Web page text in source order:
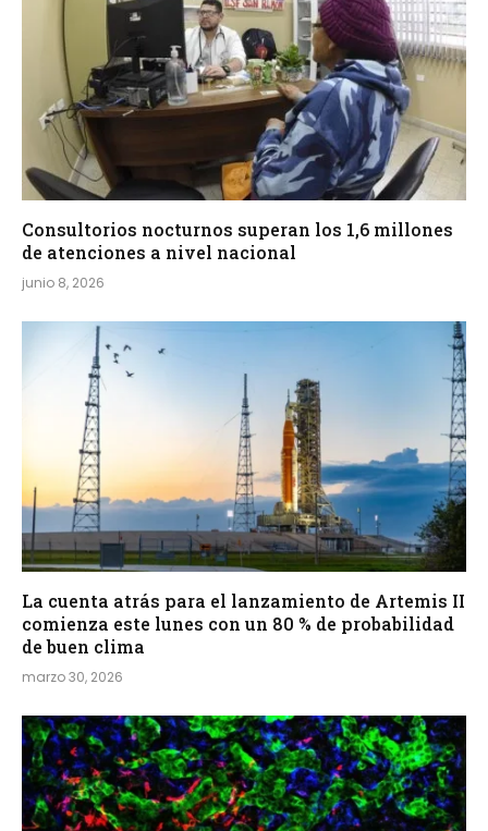
Consultorios nocturnos superan los 1,6 millones
de atenciones a nivel nacional
junio 8, 2026
La cuenta atrás para el lanzamiento de Artemis II
comienza este lunes con un 80 % de probabilidad
de buen clima
marzo 30, 2026